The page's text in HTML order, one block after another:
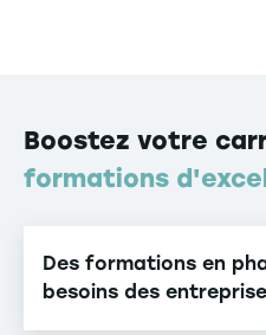
Boostez votre
formations
Des formations en
besoins des